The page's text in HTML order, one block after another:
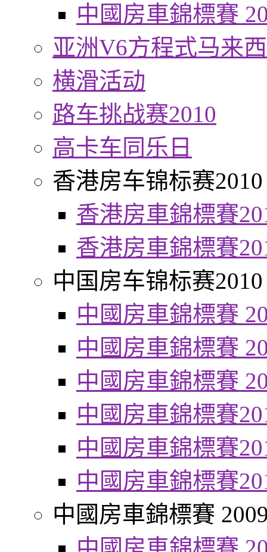
中國房車錦標賽
亚洲V6方程式马来
横滑活动
路车挑战赛2010
高卡车同乐日
香港房车锦标赛2010
香港房車錦標賽
香港房車錦標賽
中国房车锦标赛2010
中國房車錦標賽
中國房車錦標賽
中國房車錦標賽
中國房車錦標賽
中國房車錦標賽
中國房車錦標賽
中國房車錦標賽